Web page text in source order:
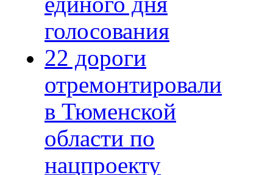
голосования
22 дороги
отремонтировали
в Тюменской
области по
нацпроекту